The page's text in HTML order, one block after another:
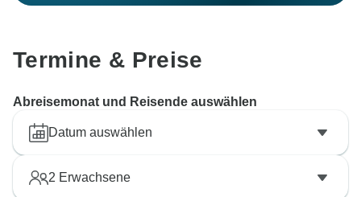
Termine & Preise
Abreisemonat und Reisende auswählen
Datum auswählen
2 Erwachsene